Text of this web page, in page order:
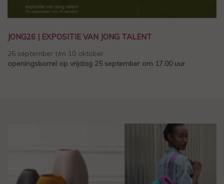
JONG26 | EXPOSITIE VAN JONG TALENT
26 september t/m 10 oktober
openingsborrel op vrijdag 25 september om 17.00 uur